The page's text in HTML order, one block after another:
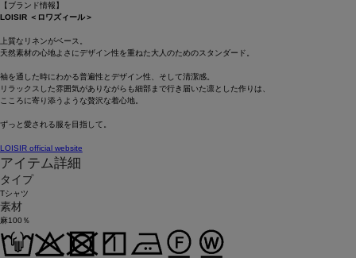
【ブランド情報】
LOISIR ＜ロワズィール＞
上質なリネンがベース。
天然素材の心地よさにデザイン性を重ねた大人のためのスタンダード。
袖を通した時にわかる普遍性とデザイン性、そして清潔感。
リラックスした雰囲気がありながらも細部まで行き届いた凛とした作りは、
こころに寄り添うような贅沢な着心地。
ずっと愛される服を目指して。
LOISIR official website
アイテム詳細
タイプ
Tシャツ
素材
麻100％